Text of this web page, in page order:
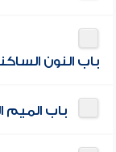
باب النون
باب الميم